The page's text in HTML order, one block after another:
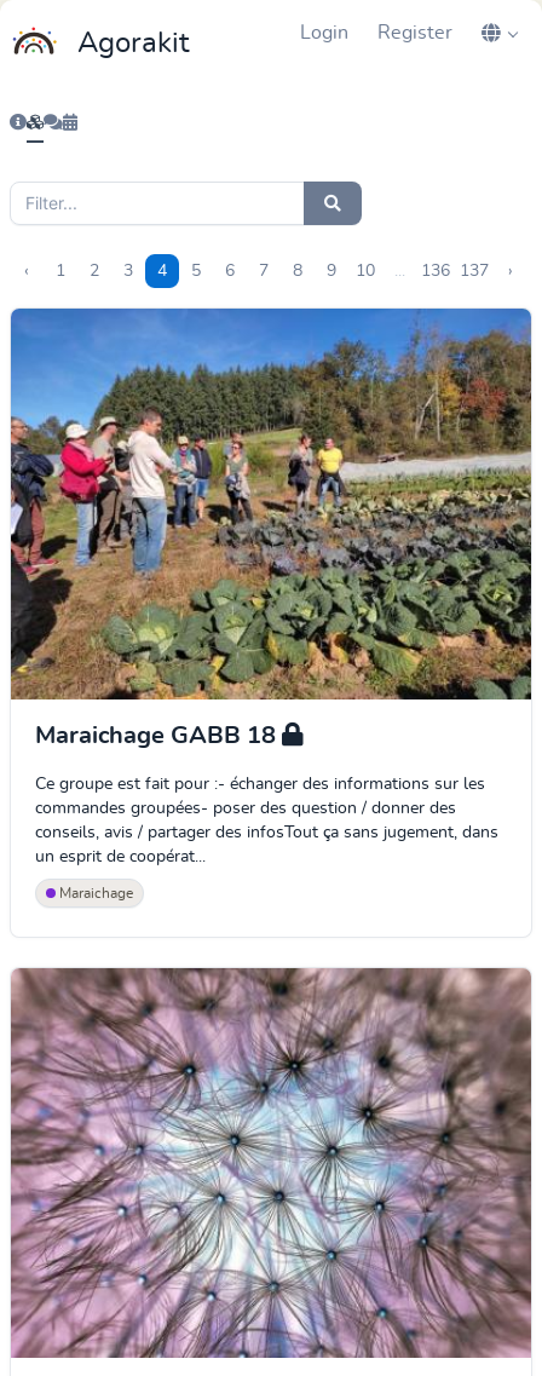
Agorakit Login Register
‹ 1 2 3 4 5 6 7 8 9 10 ... 136 137 ›
Maraichage GABB 18
Ce groupe est fait pour :- échanger des informations sur les
commandes groupées- poser des question / donner des
conseils, avis / partager des infosTout ça sans jugement, dans
un esprit de coopérat...
Maraichage